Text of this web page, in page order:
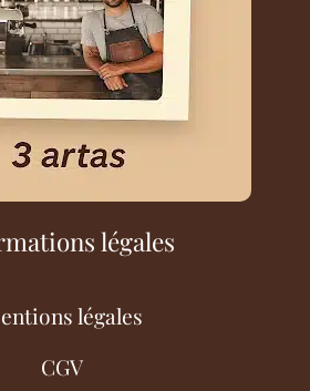
légales
légales
CGV